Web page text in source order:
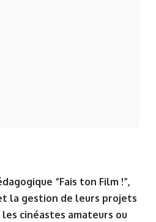
“Fais ton Film !”,
la gestion de leurs projets
les cinéastes amateurs ou